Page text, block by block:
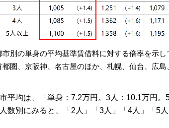
別の単身の平均基準賃借料に対する倍率を示し
圏、京阪神、名古屋のほか、札幌、仙台、広島
平均は、「単身：7.2万円。3人：10.1万円。
数別にみると、「2人」「3人」「4人」「5